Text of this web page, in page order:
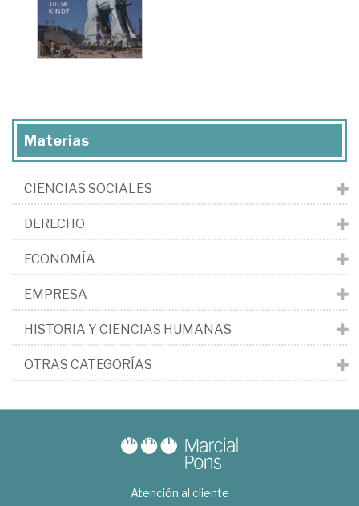
Materias
CIENCIAS SOCIALES
DERECHO
ECONOMÍA
EMPRESA
HISTORIA Y CIENCIAS HUMANAS
OTRAS CATEGORÍAS
Atención al cliente